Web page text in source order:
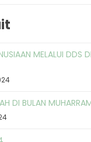
MELALUI DDS
DI BULAN